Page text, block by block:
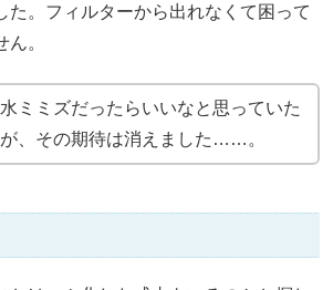
た。フィルターから出れなくて困って
。
ミミズだったらいいなと思っていた
、その期待は消えました……。